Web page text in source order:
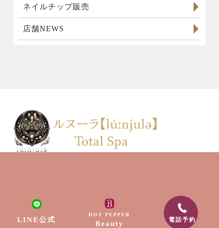
LINE公式
HOT PEPPER
Beauty 電話予約
ネイルチップ販売
店舗NEWS